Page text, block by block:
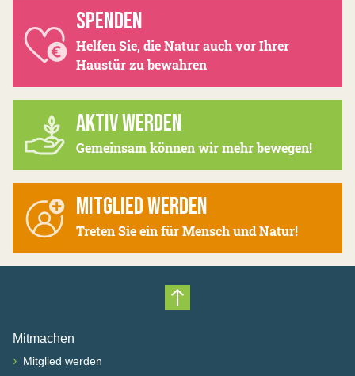
SPENDEN
Helfen Sie, die Natur auch vor Ihrer
Haustür zu bewahren
AKTIV WERDEN
Gemeinsam können wir mehr bewegen!
MITGLIED WERDEN
Treten Sie ein für Mensch und Natur!
Nach oben scrollen
Mitmachen
› Mitglied werden